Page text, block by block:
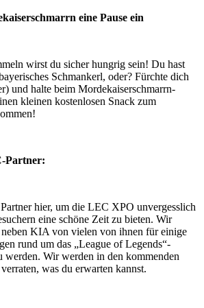
eine Pause ein
wirst du sicher hungrig sein! Du hast
Schmankerl, oder? Fürchte dich
und halte beim Mordekaiserschmarrn-
kleinen kostenlosen Snack zum
Partner:
Partner hier, um die LEC XPO unvergesslich
eine schöne Zeit zu bieten. Wir
neben KIA von vielen von ihnen für einige
rund um das „League of Legends“-
werden. Wir werden in den kommenden
was du erwarten kannst.